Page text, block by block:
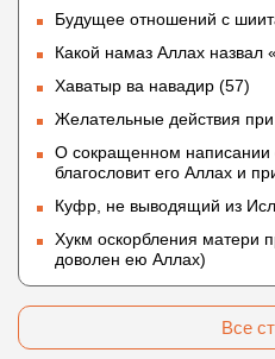
Будущее отношений с
Какой намаз Аллах назвал
Хаватыр ва навадир (57)
Желательные действия
О сокращенном написании
благословит его Аллах и
Куфр, не выводящий из
Хукм оскорбления матери
доволен ею Аллах)
Все